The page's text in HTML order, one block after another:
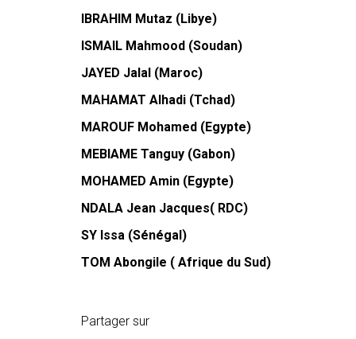
IBRAHIM Mutaz (Libye)
ISMAIL Mahmood (Soudan)
JAYED Jalal (Maroc)
MAHAMAT Alhadi (Tchad)
MAROUF Mohamed (Egypte)
MEBIAME Tanguy (Gabon)
MOHAMED Amin (Egypte)
NDALA Jean Jacques( RDC)
SY Issa (Sénégal)
TOM Abongile ( Afrique du Sud)
Partager sur